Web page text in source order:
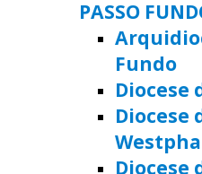
PASSO
Fundo
Diocese
Diocese
Diocese